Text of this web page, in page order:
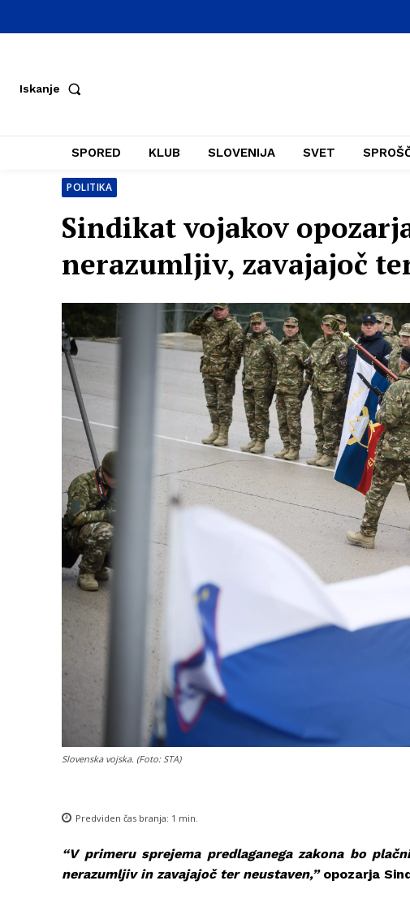
Iskanje
SPORED KLUB SLOVENIJA SVET
POLITIKA
Sindikat vojakov
nerazumljiv, zavajajoč
Slovenska vojska. (Foto: STA)
Predviden čas branja: 1 min.
“V primeru sprejema predlaganega zakona bo
nerazumljiv in zavajajoč ter neustaven,” opozarja